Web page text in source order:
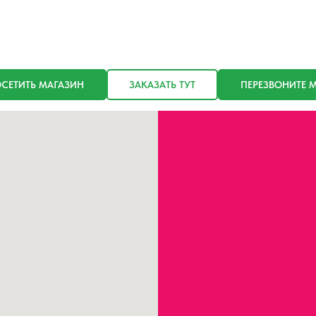
МАГАЗИН ЗАКАЗАТЬ ТУТ ПЕРЕЗВОНИТЕ